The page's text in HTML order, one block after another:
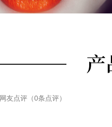
网友点评（0条点评）